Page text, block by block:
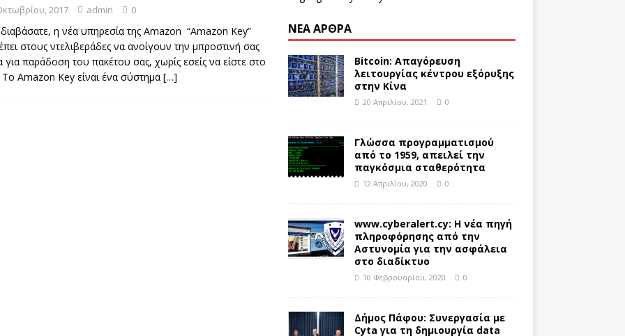
Απαγόρευση λειτουργίας κέντρου εξόρυξης στην Κίνα
2017 admin 0
η νέα υπηρεσία της Amazon “Amazon Key”
στους ντελιβεράδες να ανοίγουν την μπροστινή σας
για παράδοση του πακέτου σας, χωρίς εσείς να είστε στο
Το Amazon Key είναι ένα σύστημα […]
ΝΈΑ ΆΡΘΡΑ
Bitcoin: Απαγόρευση
λειτουργίας κέντρου εξόρυξης
στην Κίνα
20 Απριλίου, 2021 0
Γλώσσα προγραμματισμού
από το 1959, απειλεί την
παγκόσμια σταθερότητα
12 Απριλίου, 2020 0
www.cyberalert.cy: Η νέα πηγή
πληροφόρησης από την
Αστυνομία για την ασφάλεια
στο διαδίκτυο
10 Φεβρουαρίου, 2020 0
Δήμος Πάφου: Συνεργασία με
Cyta για τη δημιουργία data